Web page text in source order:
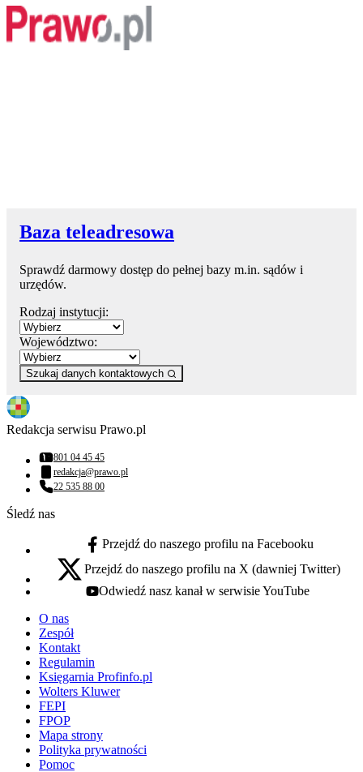
Baza teleadresowa
Sprawdź darmowy dostęp do pełnej bazy m.in. sądów i
urzędów.
Rodzaj instytucji:
Województwo:
Szukaj danych kontaktowych
Redakcja serwisu Prawo.pl
Numer telefonu:
801 04 45 45
Adres email:
redakcja@prawo.pl
Numer telefonu:
22 535 88 00
Śledź nas
facebook - otwiera się w nowej karcie
Przejdź do naszego profilu na Facebooku
x - otwiera się w nowej karcie
Przejdź do naszego profilu na X (dawniej Twitter)
youtube - otwiera się w nowej karcie
Odwiedź nasz kanał w serwisie YouTube
O nas
Zespół
Kontakt
Regulamin
Księgarnia Profinfo.pl
Wolters Kluwer
FEPI
FPOP
Mapa strony
Polityka prywatności
Pomoc